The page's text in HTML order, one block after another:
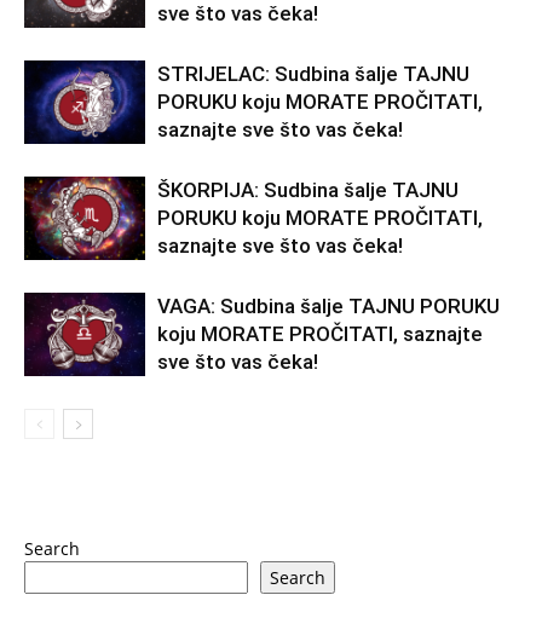
sve što vas čeka!
STRIJELAC: Sudbina šalje TAJNU
PORUKU koju MORATE PROČITATI,
saznajte sve što vas čeka!
ŠKORPIJA: Sudbina šalje TAJNU
PORUKU koju MORATE PROČITATI,
saznajte sve što vas čeka!
VAGA: Sudbina šalje TAJNU PORUKU
koju MORATE PROČITATI, saznajte
sve što vas čeka!
Search
Search